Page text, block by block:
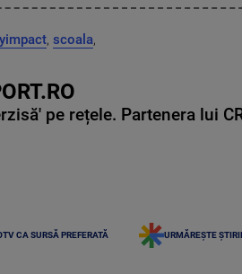
, scoala,
pe rețele. Partenera lui
CA SURSĂ PREFERATĂ URMĂREȘTE